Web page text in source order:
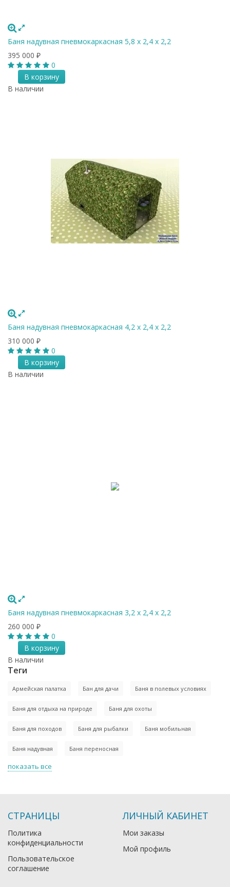
Баня надувная пневмокаркасная 5,8 x 2,4 x 2,2
395 000 ₽
0
В корзину
В наличии
Баня надувная пневмокаркасная 4,2 x 2,4 x 2,2
310 000 ₽
0
В корзину
В наличии
Баня надувная пневмокаркасная 3,2 x 2,4 x 2,2
260 000 ₽
0
В корзину
В наличии
Теги
Армейская палатка Бан для дачи Баня в полевых условиях
Баня для отдыха на природе Баня для охоты
Баня для походов Баня для рыбалки Баня мобильная
Баня надувная Баня переносная
показать все
СТРАНИЦЫ
Политика
конфиденциальности
Пользовательское
соглашение
ЛИЧНЫЙ КАБИНЕТ
Мои заказы
Мой профиль